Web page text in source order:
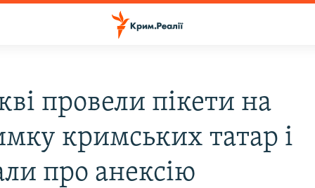
провели пікети на
кримських татар і
про анексію